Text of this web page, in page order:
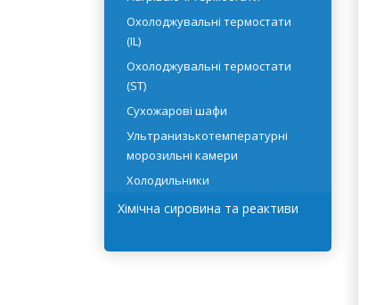
Охолоджувальні термостати
(IL)
Охолоджувальні термостати
(ST)
Сухожарові шафи
Ультранизькотемпературні
морозильні камери
Холодильники
Хімічна сировина та реактиви